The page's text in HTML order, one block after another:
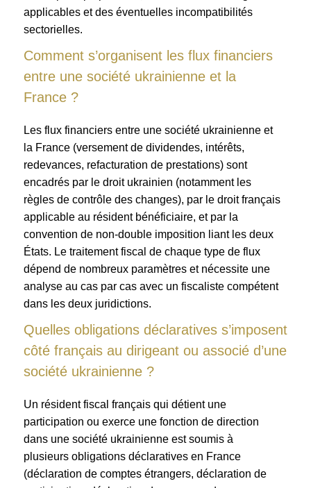
applicables et des éventuelles incompatibilités
sectorielles.
Comment s’organisent les flux financiers
entre une société ukrainienne et la
France ?
Les flux financiers entre une société ukrainienne et
la France (versement de dividendes, intérêts,
redevances, refacturation de prestations) sont
encadrés par le droit ukrainien (notamment les
règles de contrôle des changes), par le droit français
applicable au résident bénéficiaire, et par la
convention de non-double imposition liant les deux
États. Le traitement fiscal de chaque type de flux
dépend de nombreux paramètres et nécessite une
analyse au cas par cas avec un fiscaliste compétent
dans les deux juridictions.
Quelles obligations déclaratives s’imposent
côté français au dirigeant ou associé d’une
société ukrainienne ?
Un résident fiscal français qui détient une
participation ou exerce une fonction de direction
dans une société ukrainienne est soumis à
plusieurs obligations déclaratives en France
(déclaration de comptes étrangers, déclaration de